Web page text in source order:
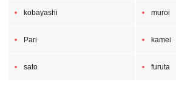
kobayashi muroi
Pari kamei
sato furuta